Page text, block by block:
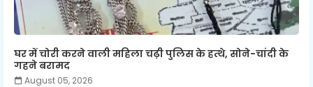
घर में चोरी करने वाली महिला चढ़ी पुलिस के हत्थे, सोने-चांदी के
गहने बरामद
August 05, 2026